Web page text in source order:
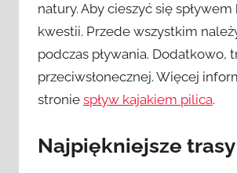
natury. Aby cieszyć się
kwestii. Przede wszystkim
podczas pływania. Dodatkowo,
przeciwsłonecznej. Więcej
stronie spływ kajakiem pilica.
Najpiękniejsze